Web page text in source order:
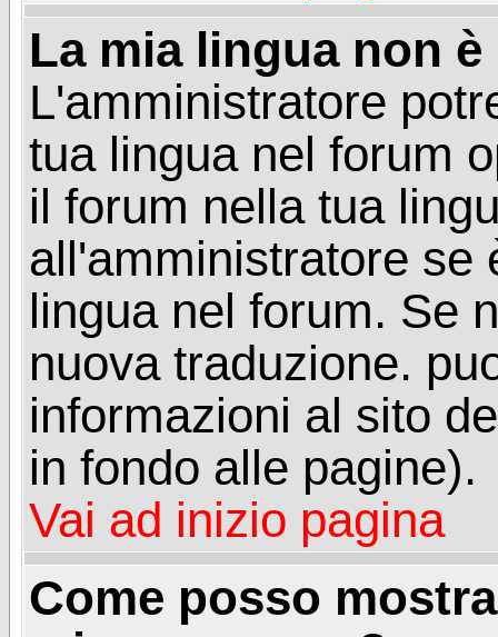
La mia lingua non
L'amministratore
tua lingua nel forum
il forum nella tua
all'amministratore se
lingua nel forum. Se
nuova traduzione.
informazioni al sito
in fondo alle pagine).
Vai ad inizio pagina
Come posso